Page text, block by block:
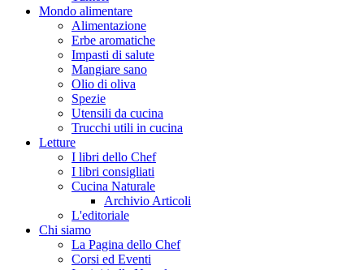
Mondo alimentare
Alimentazione
Erbe aromatiche
Impasti di salute
Mangiare sano
Olio di oliva
Spezie
Utensili da cucina
Trucchi utili in cucina
Letture
I libri dello Chef
I libri consigliati
Cucina Naturale
Archivio Articoli
L'editoriale
Chi siamo
La Pagina dello Chef
Corsi ed Eventi